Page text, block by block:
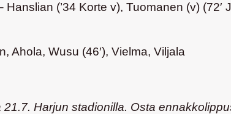
(’34 Korte v), Tuomanen (v)
Ahola, Wusu (46′), Vielma, Viljala
Harjun stadionilla. Osta